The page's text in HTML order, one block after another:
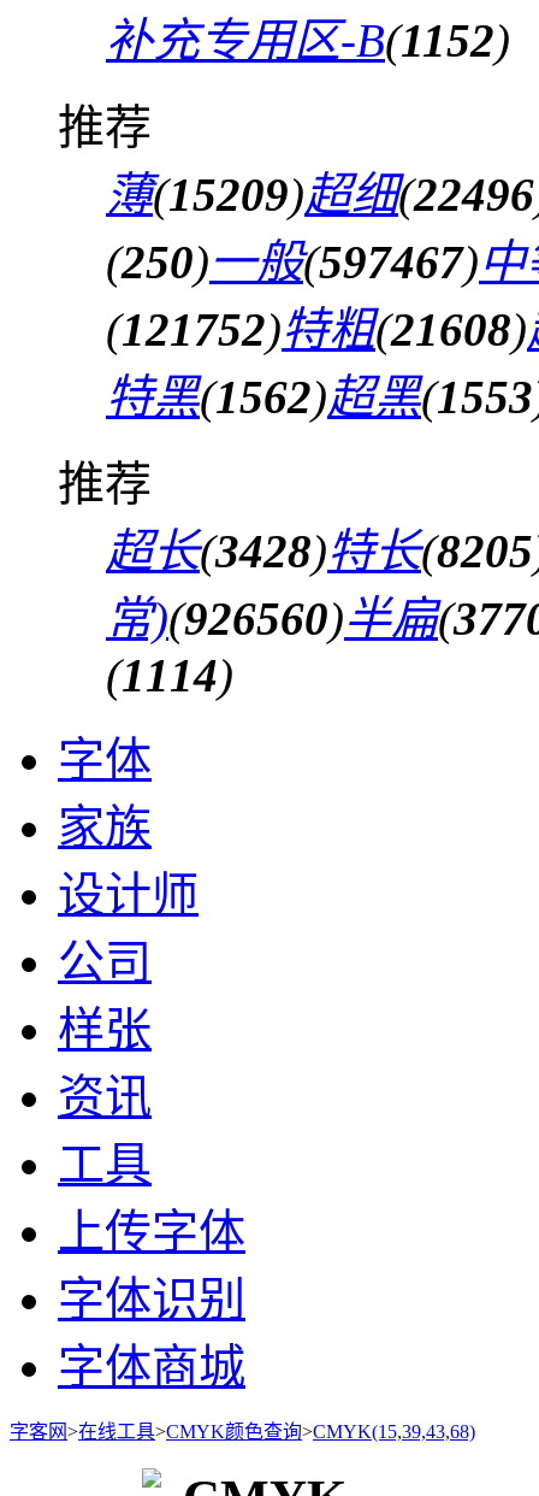
补充专用区-B(1152)
推荐
薄(15209)超细(22496
(250)一般(597467)
(121752)特粗(21608)
特黑(1562)超黑(1553
推荐
超长(3428)特长(8205
常)(926560)半扁(
(1114)
字体
家族
设计师
公司
样张
资讯
工具
上传字体
字体识别
字体商城
字客网>在线工具>CMYK颜色查询>CMYK(15,39,43,68)